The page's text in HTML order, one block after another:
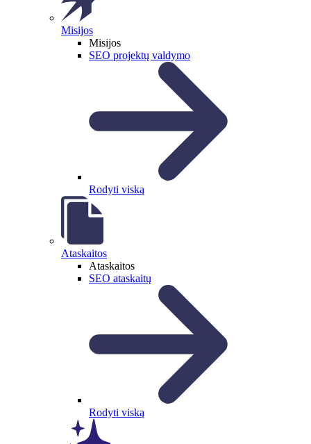
Misijos
Misijos
SEO projektų valdymo
Rodyti viską
Ataskaitos
Ataskaitos
SEO ataskaitų
Rodyti viską